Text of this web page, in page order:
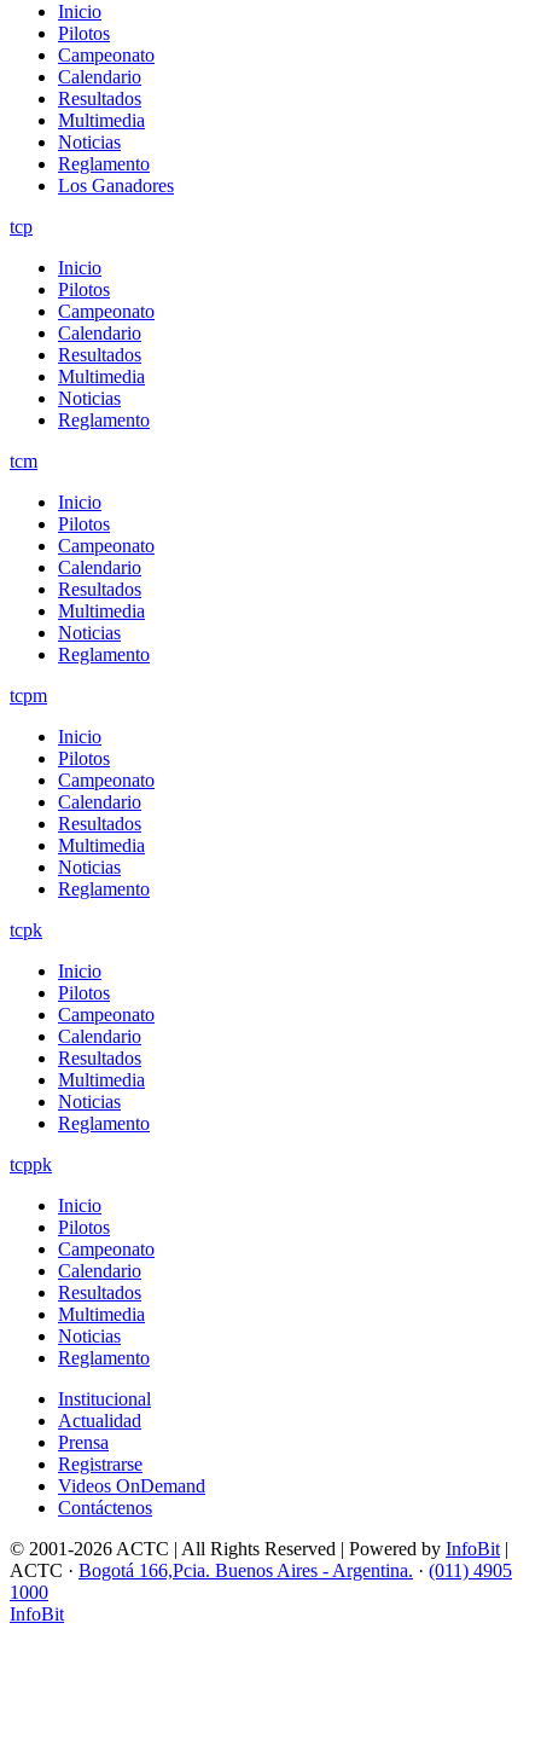
Inicio
Pilotos
Campeonato
Calendario
Resultados
Multimedia
Noticias
Reglamento
Los Ganadores
tcp
Inicio
Pilotos
Campeonato
Calendario
Resultados
Multimedia
Noticias
Reglamento
tcm
Inicio
Pilotos
Campeonato
Calendario
Resultados
Multimedia
Noticias
Reglamento
tcpm
Inicio
Pilotos
Campeonato
Calendario
Resultados
Multimedia
Noticias
Reglamento
tcpk
Inicio
Pilotos
Campeonato
Calendario
Resultados
Multimedia
Noticias
Reglamento
tcppk
Inicio
Pilotos
Campeonato
Calendario
Resultados
Multimedia
Noticias
Reglamento
Institucional
Actualidad
Prensa
Registrarse
Videos OnDemand
Contáctenos
© 2001-2026 ACTC | All Rights Reserved | Powered by InfoBit |
ACTC · Bogotá 166,Pcia. Buenos Aires - Argentina. · (011) 4905
1000
InfoBit